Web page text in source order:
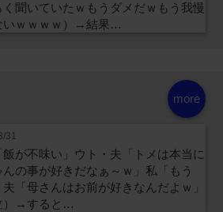
く聞いていたｗもうダメだｗもう我慢
いｗｗｗｗ）→結果…
more
31
飯が不味い」ウト・夫「トメは本当に
んの事が好きだなぁ～ｗ」私「もう
夫「母さんはお前が好きなんだよｗ」
）→すると…